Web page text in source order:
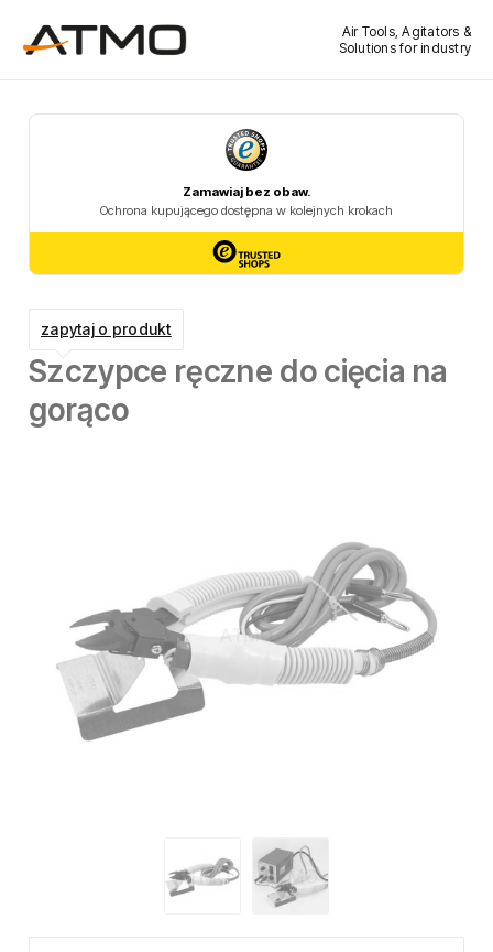
Air Tools, Agitators &
Solutions for industry
Szczypce ręczne do cięcia na
gorąco
zapytaj o produkt